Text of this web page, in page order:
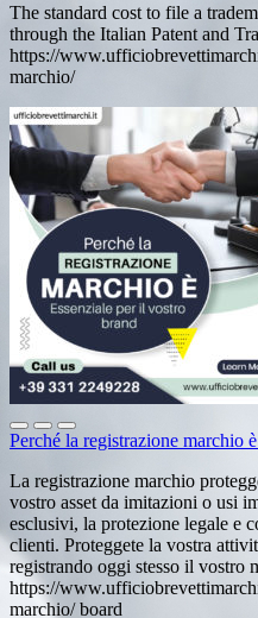
The standard cost to file a
through the Italian Patent and
https://
marchio/
Perché la registrazione marchio
La registrazione marchio
vostro asset da imitazioni o usi
esclusivi, la protezione legale e
clienti. Proteggete la vostra
registrando oggi stesso il vostro
https://
marchio/ board